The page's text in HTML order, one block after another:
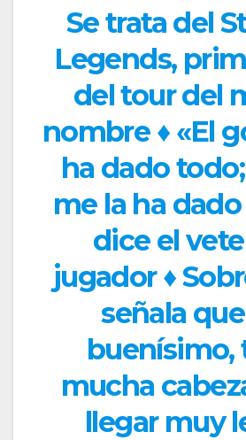
Se trata del
Legends,
del tour del
nombre ♦«El
ha dado
me la ha
dice el
jugador ♦
señala
buenísimo,
mucha
llegar muy